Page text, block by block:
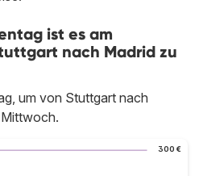
ist es am
nach Madrid zu
um von Stuttgart nach
300 €